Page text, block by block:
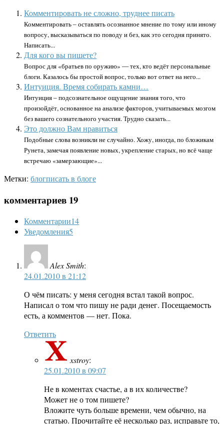
Комментировать не сложно, труднее писать
Комментировать – оставлять осознанное мнение по тому или иному
вопросу, высказываться по поводу и без, как это сегодня принято.
Написать...
Для кого вы пишете?
Вопрос для «братьев по оружию» — тех, кто ведёт персональные
блоги. Казалось бы простой вопрос, только вот ответ на него...
Интуиция. Время собирать камни…
Интуиция – подсознательное ощущение знания того, что
произойдёт, основанное на анализе факторов, учитываемых мозгом
без вашего сознательного участия. Трудно сказать...
Это должно Вам нравиться
Подобные слова возникли не случайно. Хожу, иногда, по бложикам
Рунета, замечая появление новых, укрепление старых, но всё чаще
встречаю «замерзающие»...
Метки: блогписать в блоге
комментариев 19
Комментарии14
Уведомления5
Alex Smith:
24.01.2010 в 21:12
О чём писать: у меня сегодня встал такой вопрос.
Написал о том что пишу не ради денег. Посещаемость
есть, а комментов — нет. Пока.
Ответить
xstroy:
25.01.2010 в 09:07
Не в коментах счастье, а в их количестве?
Может не о том пишете?
Вложите чуть больше времени, чем обычно, на
статью. Прочитайте её несколько раз, исправьте то,